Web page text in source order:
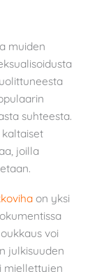
muiden
suhteesta.
joilla
on yksi
voi
julkisuuden
miellettyjen